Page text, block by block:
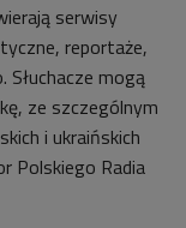
serwisy
reportaże,
Słuchacze mogą
ze szczególnym
i ukraińskich
Polskiego Radia